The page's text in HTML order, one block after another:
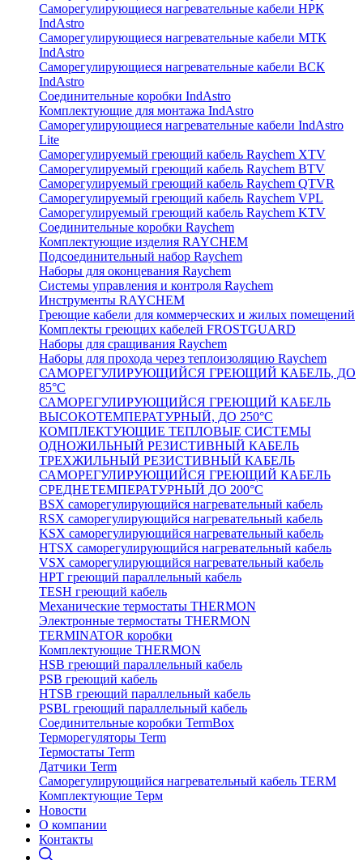
Саморегулирующиеся нагревательные кабели НРК
IndAstro
Саморегулирующиеся нагревательные кабели МТК
IndAstro
Саморегулирующиеся нагревательные кабели ВСК
IndAstro
Соединительные коробки IndAstro
Комплектующие для монтажа IndAstro
Саморегулирующиеся нагревательные кабели IndAstro
Lite
Саморегулируемый греющий кабель Raychem XTV
Саморегулируемый греющий кабель Raychem BTV
Саморегулируемый греющий кабель Raychem QTVR
Саморегулируемый греющий кабель Raychem VPL
Саморегулируемый греющий кабель Raychem KTV
Соединительные коробки Raychem
Комплектующие изделия RAYCHEM
Подсоединительный набор Raychem
Наборы для оконцевания Raychem
Системы управления и контроля Raychem
Инструменты RAYCHEM
Греющие кабели для коммерческих и жилых помещений
Комплекты греющих кабелей FROSTGUARD
Наборы для сращивания Raychem
Наборы для прохода через теплоизоляцию Raychem
САМОРЕГУЛИРУЮЩИЙСЯ ГРЕЮЩИЙ КАБЕЛЬ, ДО
85°С
САМОРЕГУЛИРУЮЩИЙСЯ ГРЕЮЩИЙ КАБЕЛЬ
ВЫСОКОТЕМПЕРАТУРНЫЙ, ДО 250°С
КОМПЛЕКТУЮЩИЕ ТЕПЛОВЫЕ СИСТЕМЫ
ОДНОЖИЛЬНЫЙ РЕЗИСТИВНЫЙ КАБЕЛЬ
ТРЕХЖИЛЬНЫЙ РЕЗИСТИВНЫЙ КАБЕЛЬ
САМОРЕГУЛИРУЮЩИЙСЯ ГРЕЮЩИЙ КАБЕЛЬ
СРЕДНЕТЕМПЕРАТУРНЫЙ ДО 200°С
BSX саморегулирующийся нагревательный кабель
RSX саморегулирующийся нагревательный кабель
KSX саморегулирующийся нагревательный кабель
HTSX саморегулирующийся нагревательный кабель
VSX саморегулирующийся нагревательный кабель
НРТ греющий параллельный кабель
TESH греющий кабель
Механические термостаты THERMON
Электронные термостаты THERMON
TERMINATOR коробки
Комплектующие THERMON
HSB греющий параллельный кабель
PSB греющий кабель
HTSB греющий параллельный кабель
PSBL греющий параллельный кабель
Соединительные коробки TermBox
Терморегуляторы Term
Термостаты Term
Датчики Term
Саморегулирующийся нагревательный кабель TERM
Комплектующие Терм
Новости
О компании
Контакты